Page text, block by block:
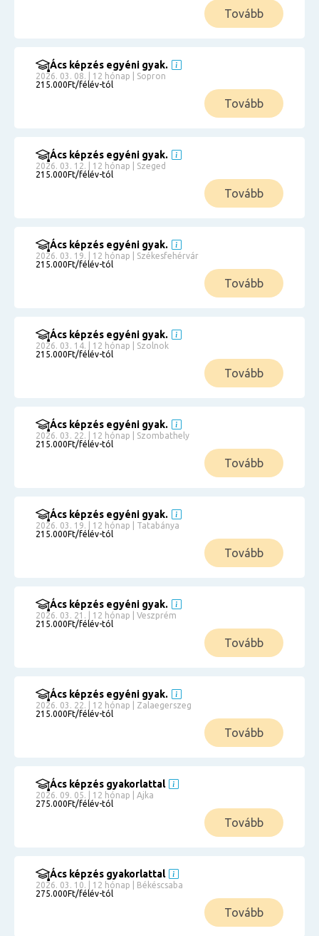
Tovább
Ács képzés egyéni gyak.
2026. 03. 08. | 12 hónap | Sopron
215.000Ft/félév-tól
Tovább
Ács képzés egyéni gyak.
2026. 03. 12. | 12 hónap | Szeged
215.000Ft/félév-tól
Tovább
Ács képzés egyéni gyak.
2026. 03. 19. | 12 hónap | Székesfehérvár
215.000Ft/félév-tól
Tovább
Ács képzés egyéni gyak.
2026. 03. 14. | 12 hónap | Szolnok
215.000Ft/félév-tól
Tovább
Ács képzés egyéni gyak.
2026. 03. 22. | 12 hónap | Szombathely
215.000Ft/félév-tól
Tovább
Ács képzés egyéni gyak.
2026. 03. 19. | 12 hónap | Tatabánya
215.000Ft/félév-tól
Tovább
Ács képzés egyéni gyak.
2026. 03. 21. | 12 hónap | Veszprém
215.000Ft/félév-tól
Tovább
Ács képzés egyéni gyak.
2026. 03. 22. | 12 hónap | Zalaegerszeg
215.000Ft/félév-tól
Tovább
Ács képzés gyakorlattal
2026. 09. 05. | 12 hónap | Ajka
275.000Ft/félév-tól
Tovább
Ács képzés gyakorlattal
2026. 03. 10. | 12 hónap | Békéscsaba
275.000Ft/félév-tól
Tovább